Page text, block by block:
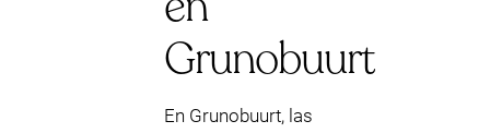
Grunobuurt
En Grunobuurt, las